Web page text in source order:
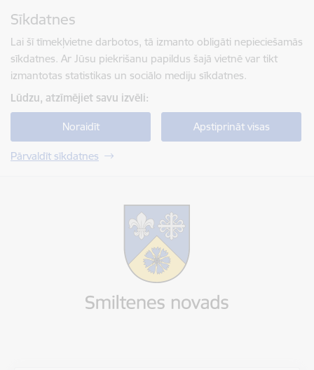
Sīkdatnes
Lai šī tīmekļvietne darbotos, tā izmanto obligāti nepieciešamās
sīkdatnes. Ar Jūsu piekrišanu papildus šajā vietnē var tikt
izmantotas statistikas un sociālo mediju sīkdatnes.
Lūdzu, atzīmējiet savu izvēli:
Noraidīt Apstiprināt visas
Pārvaldīt sīkdatnes